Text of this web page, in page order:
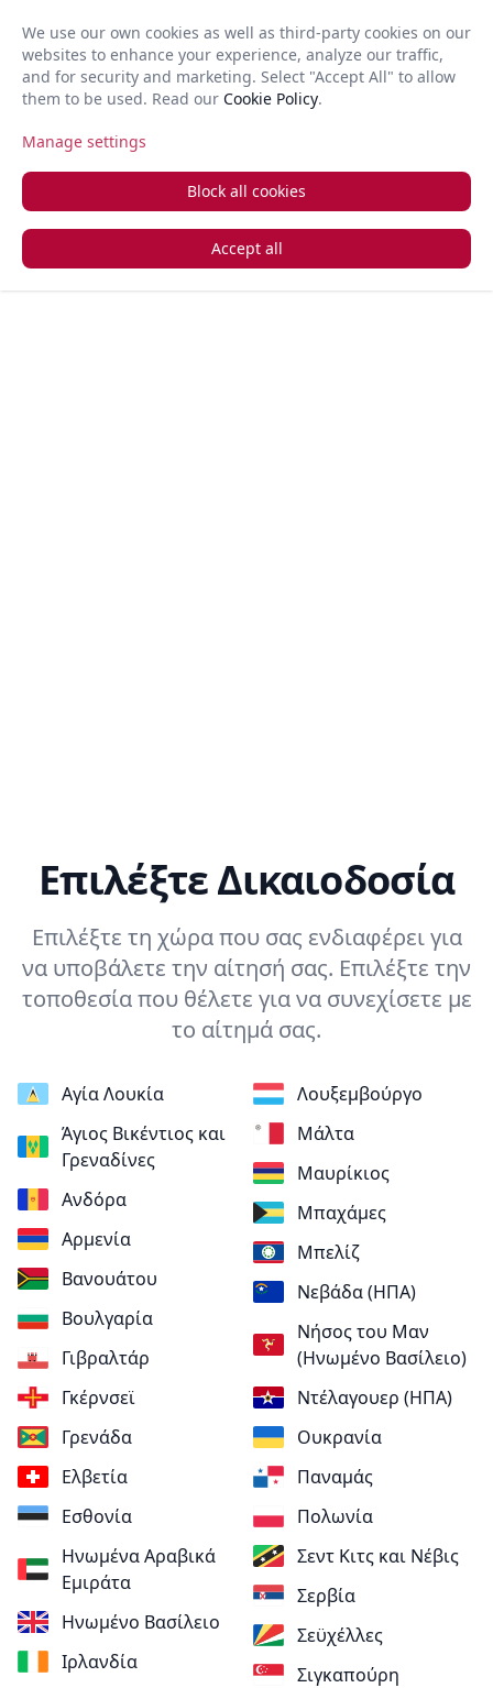
GR
Ζητήστε μια κλήση πίσω
και
σας με
Επιλέξτε Δικαιοδοσία
Επιλέξτε τη χώρα που σας ενδιαφέρει για
να υποβάλετε την αίτησή σας. Επιλέξτε την
τοποθεσία που θέλετε για να συνεχίσετε με
το αίτημά σας.
Αγία Λουκία
Άγιος Βικέντιος και
Γρεναδίνες
Ανδόρα
Αρμενία
Βανουάτου
Βουλγαρία
Γιβραλτάρ
Γκέρνσεϊ
Γρενάδα
Ελβετία
Εσθονία
Ηνωμένα Αραβικά
Εμιράτα
Ηνωμένο Βασίλειο
Ιρλανδία
Λουξεμβούργο
Μάλτα
Μαυρίκιος
Μπαχάμες
Μπελίζ
Νεβάδα (ΗΠΑ)
Νήσος του Μαν
(Ηνωμένο Βασίλειο)
Ντέλαγουερ (ΗΠΑ)
Ουκρανία
Παναμάς
Πολωνία
Σεντ Κιτς και Νέβις
Σερβία
Σεϋχέλλες
Σιγκαπούρη
We use our own cookies as well as third-party cookies on our
websites to enhance your experience, analyze our traffic,
and for security and marketing. Select "Accept All" to allow
them to be used. Read our Cookie Policy.
Manage settings
Block all cookies
Accept all